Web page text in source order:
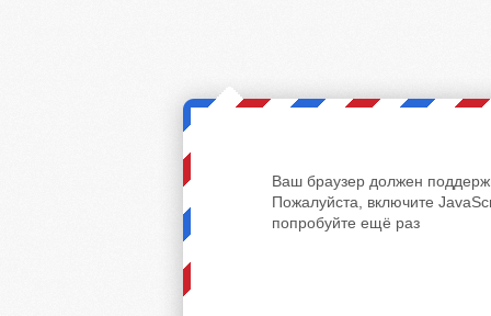
Ваш браузер должен
Пожалуйста, включите
попробуйте ещё раз